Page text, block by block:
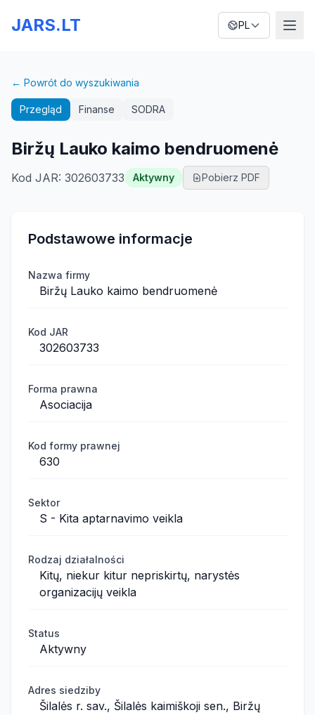
JARS.LT PL
← Powrót do wyszukiwania
Przegląd Finanse SODRA
Biržų Lauko kaimo bendruomenė
Kod JAR: 302603733 Aktywny Pobierz PDF
Podstawowe informacje
Nazwa firmy
Biržų Lauko kaimo bendruomenė
Kod JAR
302603733
Forma prawna
Asociacija
Kod formy prawnej
630
Sektor
S - Kita aptarnavimo veikla
Rodzaj działalności
Kitų, niekur kitur nepriskirtų, narystės
organizacijų veikla
Status
Aktywny
Adres siedziby
Šilalės r. sav., Šilalės kaimiškoji sen., Biržų